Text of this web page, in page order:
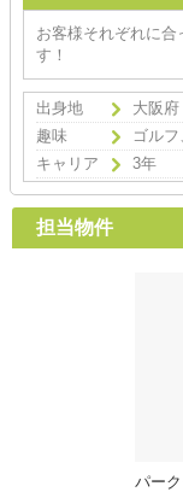
お客様それぞれに合
す！
出身地
大阪府
趣味
ゴル
キャリア
3年
担当物件